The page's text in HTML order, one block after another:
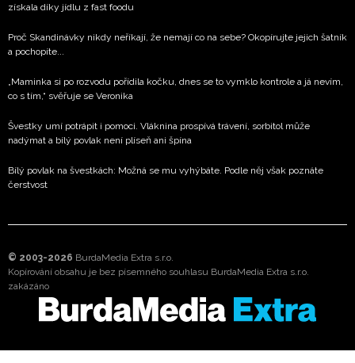
získala díky jídlu z fast foodu
Proč Skandinávky nikdy neříkají, že nemají co na sebe? Okopírujte jejich šatník
a pochopíte...
„Maminka si po rozvodu pořídila kočku, dnes se to vymklo kontrole a já nevím,
co s tím,“ svěřuje se Veronika
Švestky umí potrápit i pomoci. Vláknina prospívá trávení, sorbitol může
nadýmat a bílý povlak není plíseň ani špína
Bílý povlak na švestkách: Možná se mu vyhýbáte. Podle něj však poznáte
čerstvost
© 2003-2026 BurdaMedia Extra s.r.o.
Kopírování obsahu je bez písemného souhlasu BurdaMedia Extra s.r.o.
zakázáno